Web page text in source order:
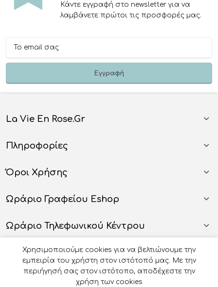
Κάντε εγγραφή στο newsletter για να
λαμβάνετε πρώτοι τις προσφορές μας.
La Vie En Rose.gr
Πληροφορίες
Όροι Χρήσης
Ωράριο Γραφείου Eshop
Ωράριο Τηλεφωνικού Κέντρου
Χρησιμοποιούμε cookies για να βελτιώνουμε την
εμπειρία του χρήστη στον ιστότοπό μας. Με την
περιήγησή σας στον ιστότοπο, αποδέχεστε την
χρήση των cookies